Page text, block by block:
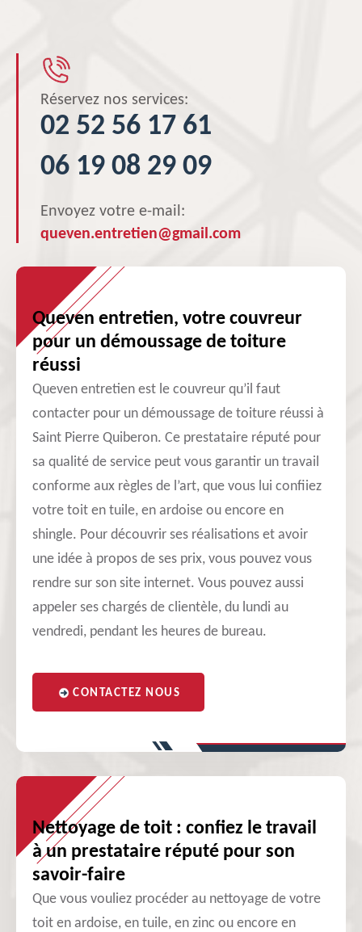
Réservez nos services:
02 52 56 17 61
06 19 08 29 09
Envoyez votre e-mail:
queven.entretien@gmail.com
Queven entretien, votre couvreur
pour un démoussage de toiture
réussi
Queven entretien est le couvreur qu’il faut
contacter pour un démoussage de toiture réussi à
Saint Pierre Quiberon. Ce prestataire réputé pour
sa qualité de service peut vous garantir un travail
conforme aux règles de l’art, que vous lui confiiez
votre toit en tuile, en ardoise ou encore en
shingle. Pour découvrir ses réalisations et avoir
une idée à propos de ses prix, vous pouvez vous
rendre sur son site internet. Vous pouvez aussi
appeler ses chargés de clientèle, du lundi au
vendredi, pendant les heures de bureau.
CONTACTEZ NOUS
Nettoyage de toit : confiez le travail
à un prestataire réputé pour son
savoir-faire
Que vous vouliez procéder au nettoyage de votre
toit en ardoise, en tuile, en zinc ou encore en